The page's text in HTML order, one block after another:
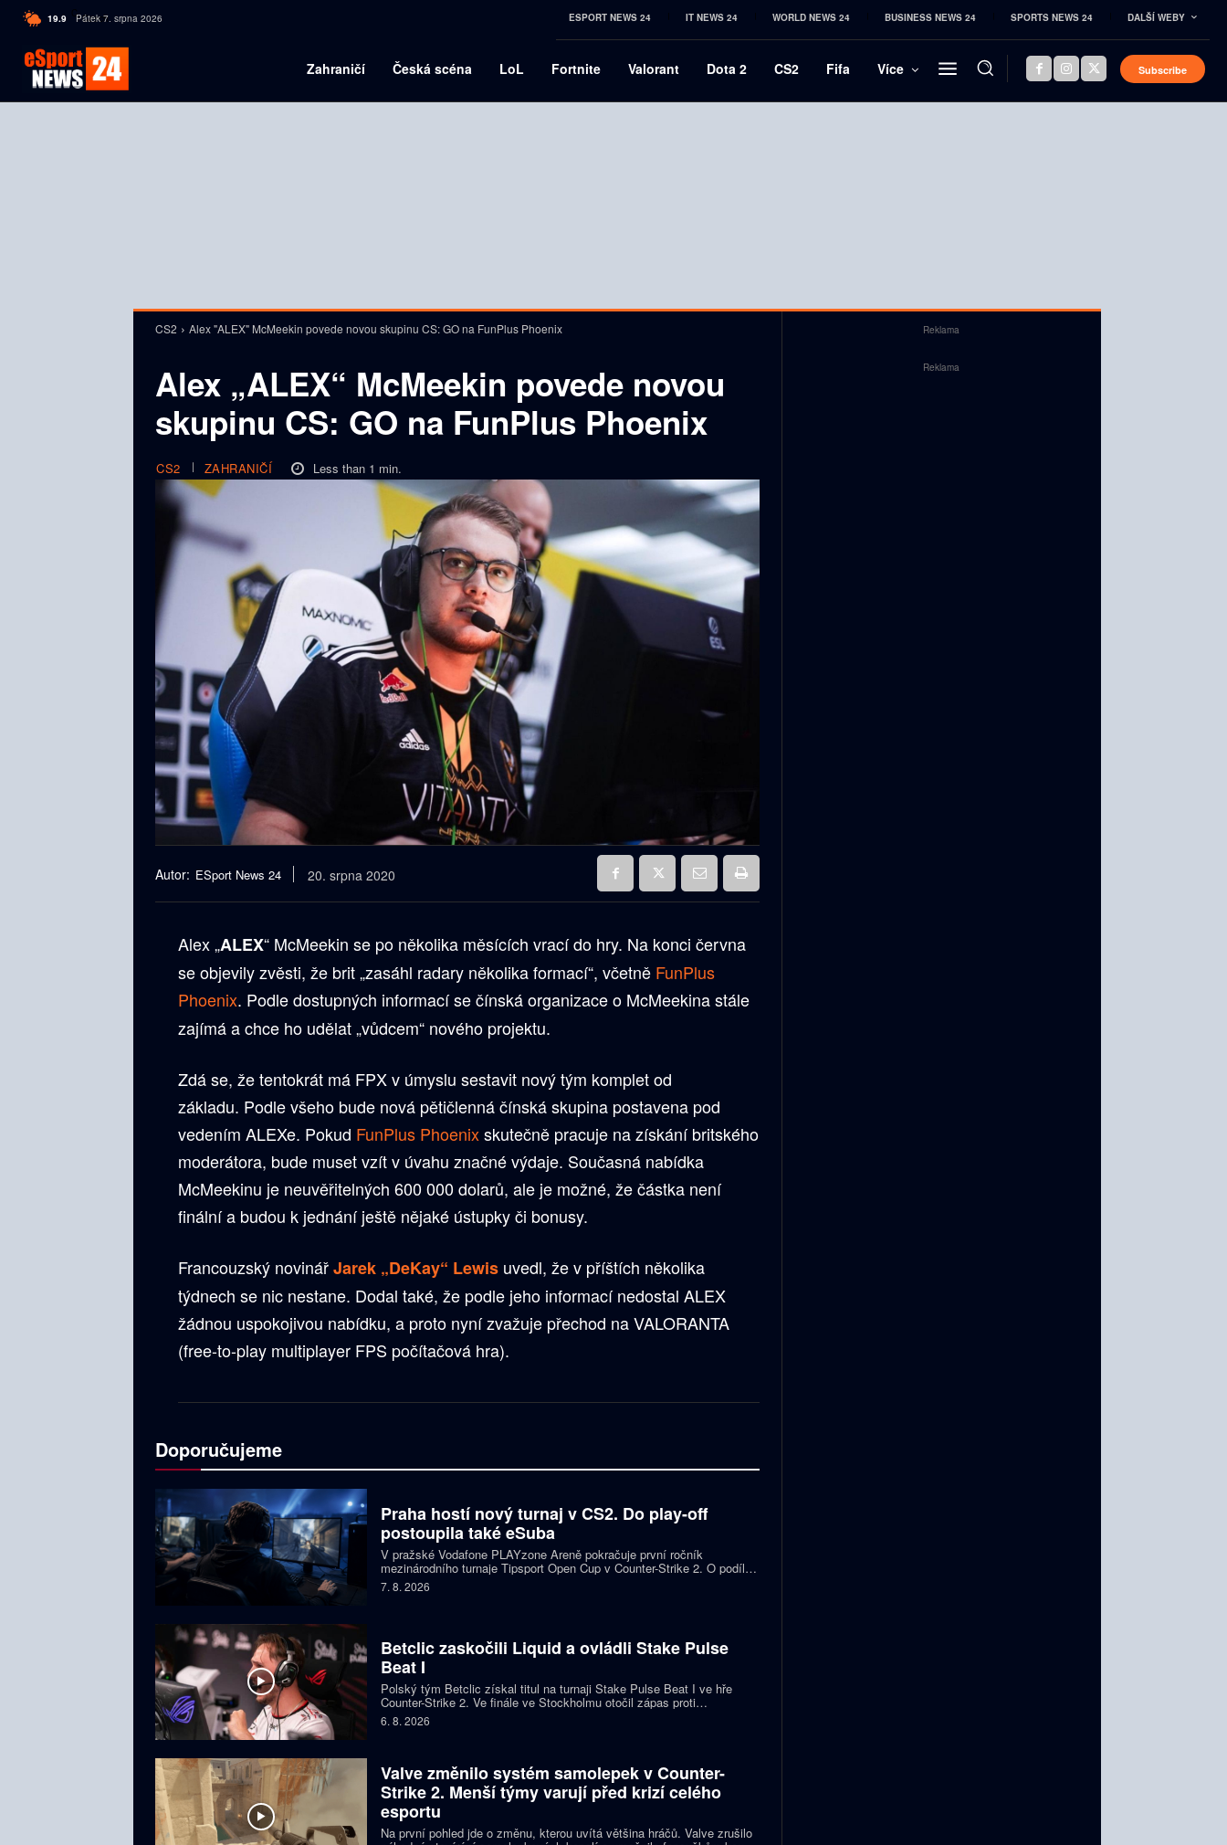
19.9 C Czech
Pátek 7. srpna 2026 ESPORT NEWS 24 IT NEWS 24 WORLD NEWS 24 BUSINESS NEWS 24 SPORTS NEWS 24 DALŠÍ WEBY
Zahraničí Česká scéna LoL Fortnite Valorant Dota 2 CS2 Fifa Více Subscribe
CS2 Alex "ALEX" McMeekin povede novou skupinu CS: GO na FunPlus Phoenix
Alex „ALEX“ McMeekin povede novou
skupinu CS: GO na FunPlus Phoenix
CS2 ZAHRANIČÍ Less than 1 min.
Autor: ESport News 24 20. srpna 2020
Alex „ALEX“ McMeekin se po několika měsících vrací do hry. Na konci června
se objevily zvěsti, že brit „zasáhl radary několika formací“, včetně FunPlus
Phoenix. Podle dostupných informacíse čínská organizace o McMeekina stále
zajímá a chce ho udělat „vůdcem“ nového projektu.
Zdá se, že tentokrát má FPX v úmyslu sestavit nový tým komplet od
základu. Podle všeho bude nová pětičlenná čínská skupina postavena pod
vedením ALEXe. Pokud FunPlus Phoenixskutečně pracuje na získání britského
moderátora, bude muset vzít v úvahu značné výdaje. Současná nabídka
McMeekinu je neuvěřitelných 600 000 dolarů, ale je možné, že částka není
finální a budou k jednání ještě nějaké ústupky či bonusy.
Francouzský novinářJarek „DeKay“ Lewis uvedl, že v příštích několika
týdnech se nic nestane. Dodal také, že podle jeho informací nedostal ALEX
žádnou uspokojivou nabídku, a proto nyní zvažuje přechod na VALORANTA
(free-to-play multiplayer FPS počítačová hra).
Doporučujeme
Praha hostí nový turnaj v CS2. Do play-off
postoupila také eSuba
V pražské Vodafone PLAYzone Areně pokračuje první ročník
mezinárodního turnaje Tipsport Open Cup v Counter-Strike 2. O podíl z
prize poolu 11 tisíc eur a body do žebříčku VRS bojuje devět týmů.
Česká eSuba si už zajistila postup do play-off.
7. 8. 2026
Betclic zaskočili Liquid a ovládli Stake Pulse
Beat I
Polský tým Betclic získal titul na turnaji Stake Pulse Beat I ve hře
Counter-Strike 2. Ve finále ve Stockholmu otočil zápas proti
favorizovaným Liquid a zvítězil 2:1 na mapy.
6. 8. 2026
Valve změnilo systém samolepek v Counter-
Strike 2. Menší týmy varují před krizí celého
esportu
Na první pohled jde o změnu, kterou uvítá většina hráčů. Valve zrušilo
Reklama
Reklama